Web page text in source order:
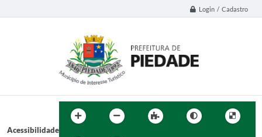
Login / Cadastro
Acessibilidade